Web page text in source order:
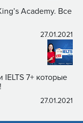
Academy. Все
27.01.2021
которые
27.01.2021